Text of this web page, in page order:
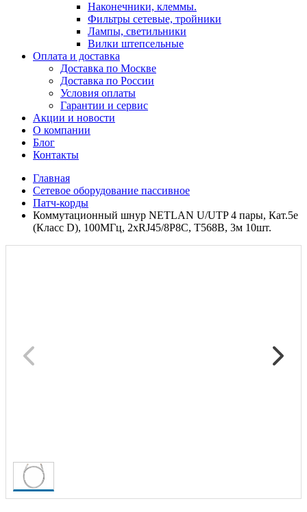
Наконечники, клеммы.
Фильтры сетевые, тройники
Лампы, светильники
Вилки штепсельные
Оплата и доставка
Доставка по Москве
Доставка по России
Условия оплаты
Гарантии и сервис
Акции и новости
О компании
Блог
Контакты
Главная
Сетевое оборудование пассивное
Патч-корды
Коммутационный шнур NETLAN U/UTP 4 пары, Кат.5е
(Класс D), 100МГц, 2хRJ45/8P8C, T568B, 3м 10шт.